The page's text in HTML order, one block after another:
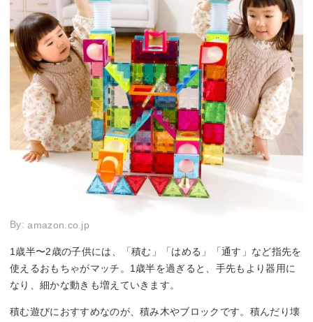
By:amazon.co.jp
1歳半〜2歳の子供には、「積む」「はめる」「通す」など指先を
使えるおもちゃがマッチ。1歳半を過ぎると、手先もより器用に
なり、細かな動きも増えていきます。
積む遊びにおすすめなのが、積み木やブロックです。積んだり壊